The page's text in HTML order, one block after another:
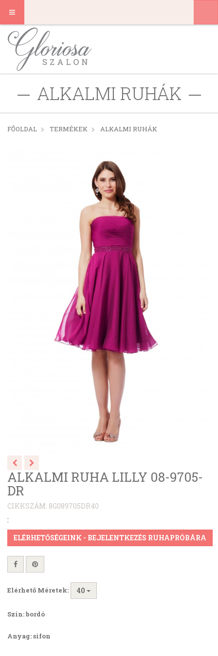
ALKALMI RUHÁK
FŐOLDAL TERMÉKEK ALKALMI RUHÁK
ALKALMI RUHA LILLY 08-9705-
DR
CIKKSZÁM: 8G089705DR40
:
ELÉRHETŐSÉGEINK - BEJELENTKEZÉS RUHAPRÓBÁRA
Elérhető Méretek: 40
Szín: bordó
Anyag: sifon